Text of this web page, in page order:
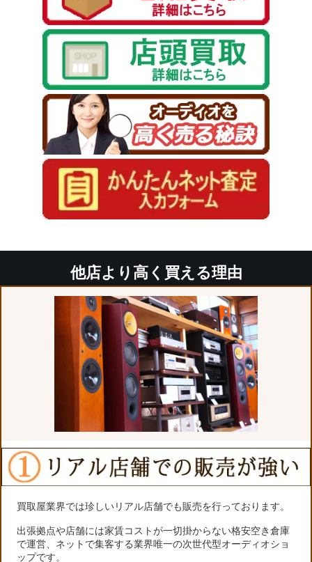
他店より高く買える理由
買取屋業界では珍しいリアル店舗でも販売を行っております。
出張拠点や店舗には家賃コストが一切掛からない格安空き倉庫
で運営、ネットで集客する業界唯一の次世代型オーディオショ
ップです。